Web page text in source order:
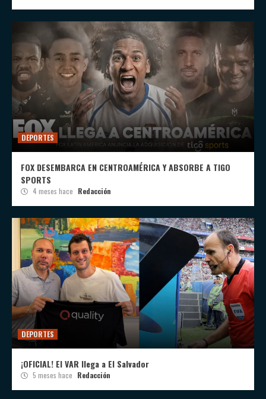
DEPORTES
FOX DESEMBARCA EN CENTROAMÉRICA Y ABSORBE A TIGO
SPORTS
4 meses hace Redacción
DEPORTES
¡OFICIAL! El VAR llega a El Salvador
5 meses hace Redacción